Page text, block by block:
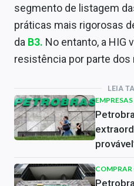
segmento de listagem
práticas mais rigorosas
da B3. No entanto, a HIG
resistência por parte dos
LEIA
EMPRESAS
COMPRAR